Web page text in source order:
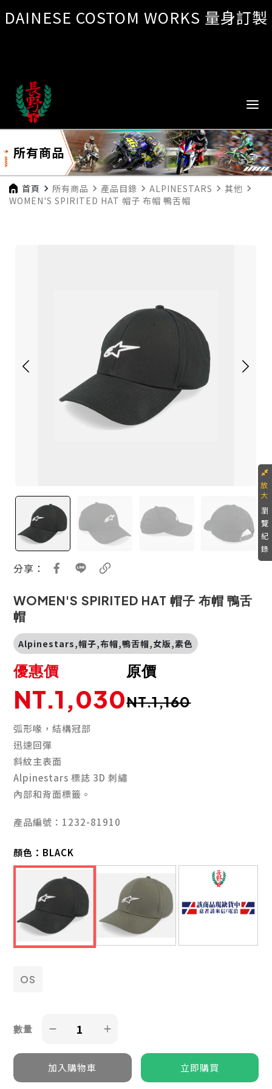
DAINESE COSTOM WORKS 量身訂製
所有商品
首頁 navigate_next 所有商品 navigate_next 產品目錄 navigate_next ALPINESTARS navigate_next 其他 navigate_next
WOMEN'S SPIRITED HAT 帽子 布帽 鴨舌帽
分享：
WOMEN'S SPIRITED HAT 帽子 布帽 鴨舌
帽
Alpinestars,帽子,布帽,鴨舌帽,女版,素色
原價
NT.1,160
優惠價
NT.1,030
弧形喙，結構冠部
迅速回彈
斜紋主表面
Alpinestars 標誌 3D 刺繡
內部和背面標籤。
產品編號：1232-81910
顏色： BLACK
OS
數量
瀏
覽
紀
錄